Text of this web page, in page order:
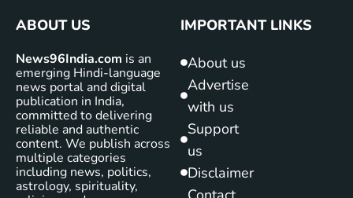
ABOUT US
News96India.com is an
emerging Hindi-language
news portal and digital
publication in India,
committed to delivering
reliable and authentic
content. We publish across
multiple categories
including news, politics,
astrology, spirituality,
IMPORTANT LINKS
About us
Advertise
with us
Support
us
Disclaimer